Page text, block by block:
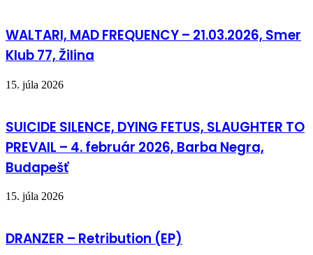
WALTARI, MAD FREQUENCY – 21.03.2026, Smer
Klub 77, Žilina
15. júla 2026
SUICIDE SILENCE, DYING FETUS, SLAUGHTER TO
PREVAIL – 4. február 2026, Barba Negra,
Budapešť
15. júla 2026
DRANZER – Retribution (EP)